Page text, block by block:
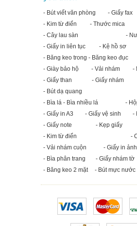
- Bút viết văn phòng - Giấy fax
- Kim từ điển
- Thước mica
- Cây lau sàn
-
- Giấy in liên tục
- Kệ hồ sơ
- Băng keo trong - Băng keo đục
- Giày bảo hộ
- Vải nhám
-
- Giấy than
- Giấy nhám
- Bút dạ quang
- Bìa lá - Bìa nhiều lá
-
- Giấy in A3
- Giấy vệ sinh
-
- Giấy note
- Kẹp giấy
- Kim từ điển
-
- Vải nhám cuộn
- Giấy in ảnh
- Bìa phân trang
- Giấy nhám tờ
- Băng keo 2 mặt
- Bút mực nước